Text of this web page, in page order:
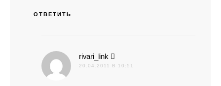
ОТВЕТИТЬ
rivari_link
20.04.2011 В 10:51